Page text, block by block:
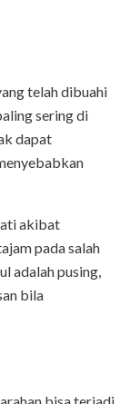
telah dibuahi
sering di
dapat
akibat
pada salah
adalah pusing,
bila